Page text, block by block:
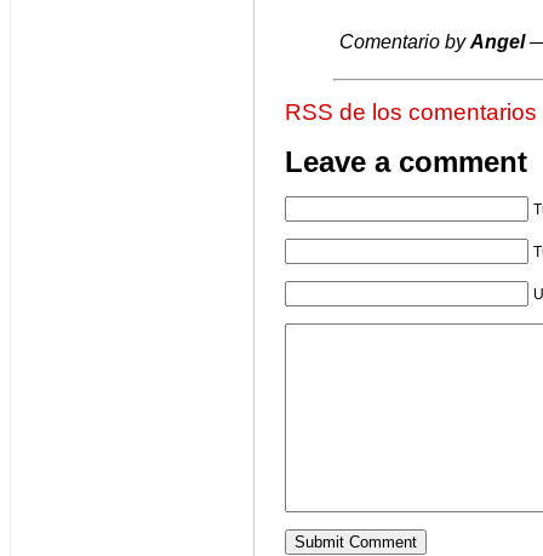
Comentario byAngel—
RSS de los comentarios
Leave a comment